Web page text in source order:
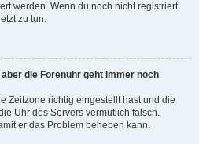
werden. Wenn du noch nicht registriert
zu tun.
die Forenuhr geht immer noch
Zeitzone richtig eingestellt hast und die
Uhr des Servers vermutlich falsch.
er das Problem beheben kann.